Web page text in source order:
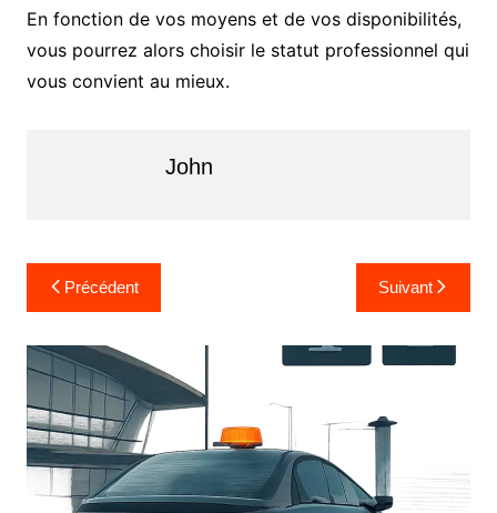
En fonction de vos moyens et de vos disponibilités,
vous pourrez alors choisir le statut professionnel qui
vous convient au mieux.
John
a
v
i
g
a
Précédent Suivant